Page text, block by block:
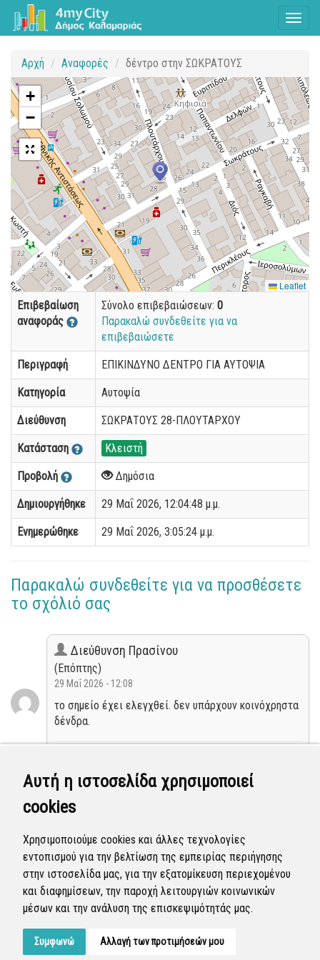
Αυτή η ιστοσελίδα χρησιμοποιεί
cookies
Χρησιμοποιούμε cookies και άλλες τεχνολογίες
εντοπισμού για την βελτίωση της εμπειρίας περιήγησης
στην ιστοσελίδα μας, για την εξατομίκευση περιεχομένου
και διαφημίσεων, την παροχή λειτουργιών κοινωνικών
μέσων και την ανάλυση της επισκεψιμότητάς μας.
Συμφωνώ Αλλαγή των προτιμήσεών μου
Αρχή Αναφορές δέντρο στην ΣΩΚΡΑΤΟΥΣ
+
−
Leaflet
Επιβεβαίωση
αναφοράς
Σύνολο επιβεβαιώσεων: 0
Παρακαλώ συνδεθείτε για να
επιβεβαιώσετε
Περιγραφή ΕΠΙΚΙΝΔΥΝΟ ΔΕΝΤΡΟ ΓΙΑ ΑΥΤΟΨΙΑ
Κατηγορία Αυτοψία
Διεύθυνση ΣΩΚΡΑΤΟΥΣ 28-ΠΛΟΥΤΑΡΧΟΥ
Κατάσταση Κλειστή
Προβολή Δημόσια
Δημιουργήθηκε 29 Μαΐ 2026, 12:04:48 μ.μ.
Ενημερώθηκε 29 Μαΐ 2026, 3:05:24 μ.μ.
Παρακαλώ συνδεθείτε για να προσθέσετε
το σχόλιό σας
Διεύθυνση Πρασίνου
(Επόπτης)
29 Μαΐ 2026 - 12:08
το σημείο έχει ελεγχθεί. δεν υπάρχουν κοινόχρηστα
δένδρα.
(Επόπτης)
29 Μαΐ 2026 - 12:07
το σημείο έχει ελεγχθεί. δεν υπάρχουν κοινόχρηστα
δένδρα.